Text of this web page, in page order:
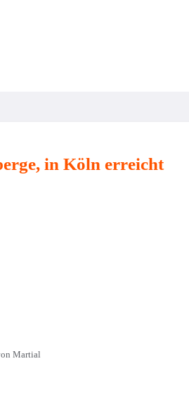
in Köln erreicht
Martial